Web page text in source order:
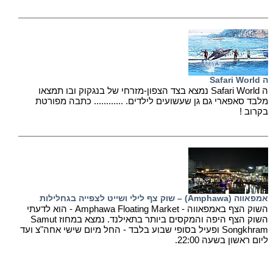
ה Safari World
ה Safari World נמצא בצד הצפון-מזרחי של בנגקוק ובו תמצאו
מלבד סאפארי גם גן שעשועים לילדים. ............ כתבה מפורטת
בקרוב !
אמפאווה (Amphawa) – שוק צף לילי ושייט לצפייה בגחלילות
השוק הצף באמפאווה - Amphawa Floating Market - הוא לדעתי
השוק הצף היפה והמקסים ביותר בתאילנד. נמצא במחוז Samut
Songkhram ופעיל בסופי שבוע בלבד - החל מיום שישי אחה"צ ועד
ליום ראשון בשעה 22:00.